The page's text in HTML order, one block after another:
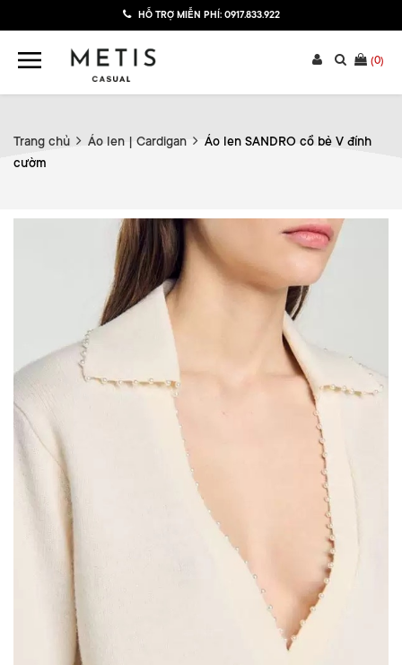
HỖ TRỢ MIỄN PHÍ: 0917.833.922
(0)
Trang chủ Áo len | Cardigan
Áo len SANDRO cổ bẻ V đính
cườm